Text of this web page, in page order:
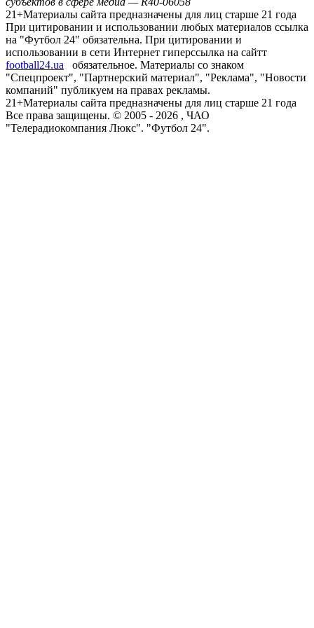
21+Материалы сайта предназначены для лиц старше 21 года
При цитировании и использовании любых материалов ссылка
на "Футбол 24" обязательна. При цитировании и
использовании в сети Интернет гиперссылка на сайтт
football24.ua
обязательное. Материалы со знаком
"Спецпроект", "Партнерский материал", "Реклама", "Новости
компаний" публикуем на правах рекламы.
21+Материалы сайта предназначены для лиц старше 21 года
Все права защищены. © 2005 - 2026 , ЧАО
"Телерадиокомпания Люкс". "Футбол 24".